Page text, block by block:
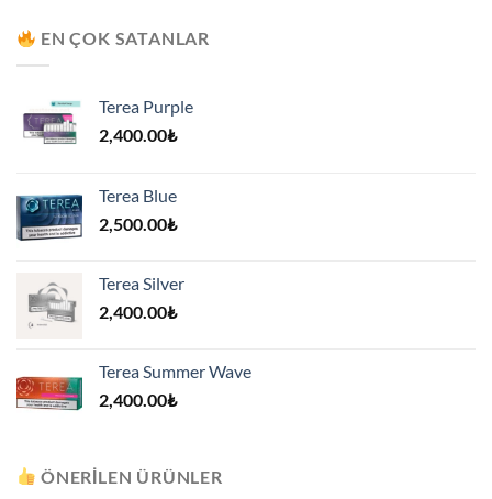
EN ÇOK SATANLAR
Terea Purple
2,400.00₺
Terea Blue
2,500.00₺
Terea Silver
2,400.00₺
Terea Summer Wave
2,400.00₺
ÖNERILEN ÜRÜNLER